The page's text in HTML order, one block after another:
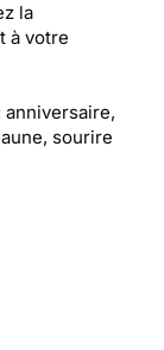
la
à votre
sourire